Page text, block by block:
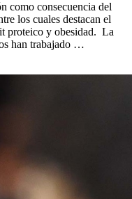
como consecuencia del
los cuales destacan el
proteico y obesidad. La
han trabajado …